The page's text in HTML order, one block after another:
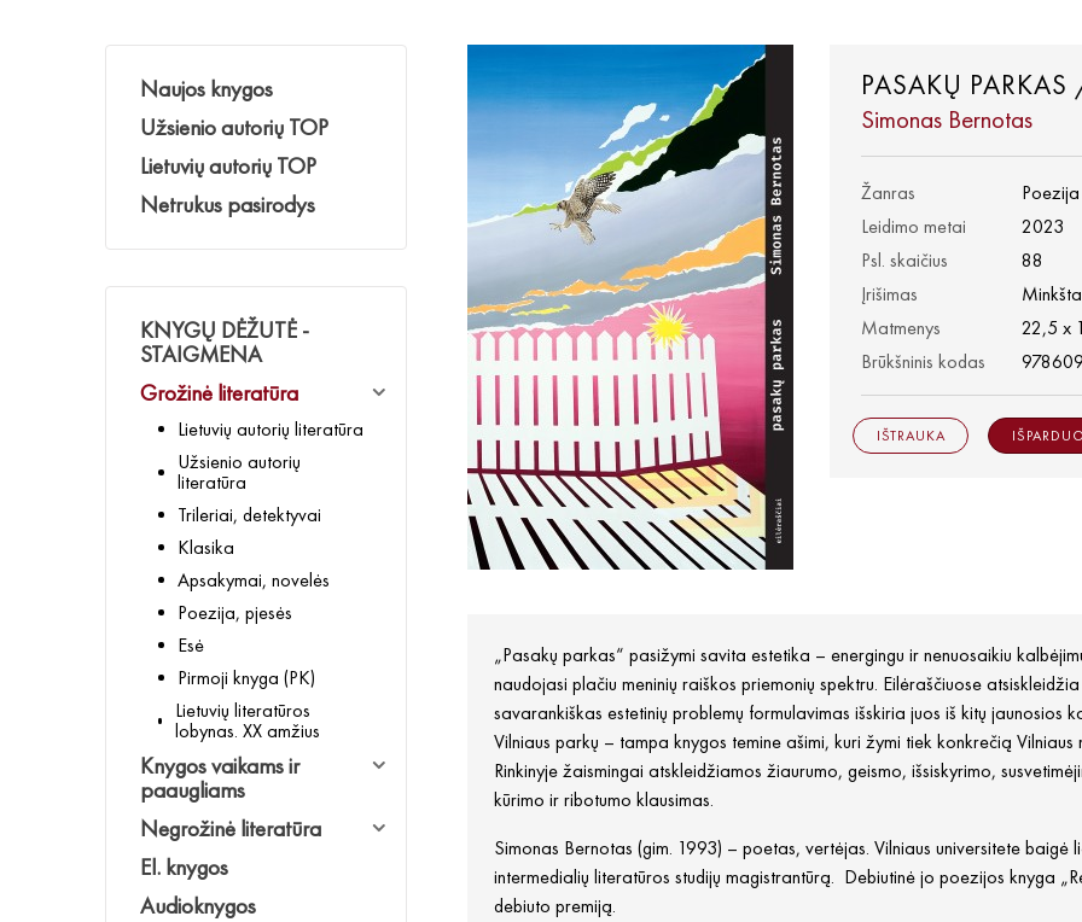
Naujos knygos
Užsienio autorių TOP
Lietuvių autorių TOP
Netrukus pasirodys
KNYGŲ DĖŽUTĖ -
STAIGMENA
Grožinė literatūra
Lietuvių autorių literatūra
Užsienio autorių
literatūra
Trileriai, detektyvai
Klasika
Apsakymai, novelės
Poezija, pjesės
Esė
Pirmoji knyga (PK)
Lietuvių literatūros
lobynas. XX amžius
Knygos vaikams ir
paaugliams
Negrožinė literatūra
El. knygos
Audioknygos
PASAKŲ
Simonas Bernotas
Žanras
Poezija
Leidimo metai
2023
Psl. skaičius
88
Įrišimas
Matmenys
22,5 x
Brūkšninis kodas
IŠTRAUKA
„Pasakų parkas“ pasižymi savita estetika – energingu ir nenuosaikiu
naudojasi plačiu meninių raiškos priemonių spektru. Eilėraščiuose
savarankiškas estetinių problemų formulavimas išskiria juos iš kitų jaunosios
Vilniaus parkų – tampa knygos temine ašimi, kuri žymi tiek konkrečią
Rinkinyje žaismingai atskleidžiamos žiaurumo, geismo, išsiskyrimo,
kūrimo ir ribotumo klausimas.
Simonas Bernotas (gim. 1993) – poetas, vertėjas. Vilniaus universitete
intermedialių literatūros studijų magistrantūrą. Debiutinė jo poezijos knyga
debiuto premiją.